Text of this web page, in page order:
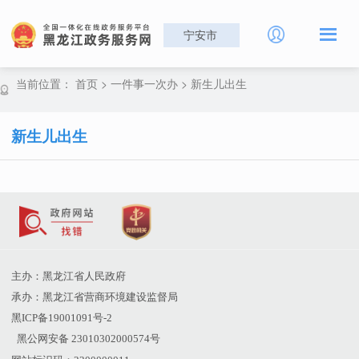
宁安市
当前位置： 首页 > 一件事一次办 > 新生儿出生
新生儿出生
主办：黑龙江省人民政府
承办：黑龙江省营商环境建设监督局
黑ICP备19001091号-2
黑公网安备 23010302000574号